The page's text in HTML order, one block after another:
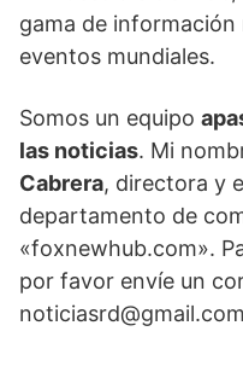
gama de
eventos mundiales.
Somos un equipo
las noticias. Mi
Cabrera, directora y
departamento de
«foxnewhub.com».
por favor envíe un